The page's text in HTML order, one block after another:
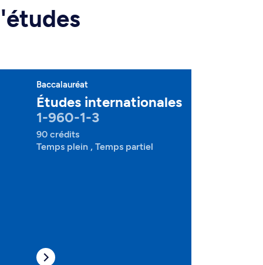
Baccalauréat
Études internationales
1-960-1-3
90 crédits
Temps plein , Temps partiel